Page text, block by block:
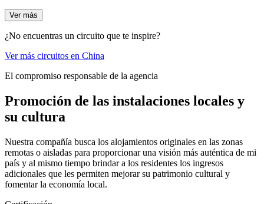
Ver más
¿No encuentras un circuito que te inspire?
Ver más circuitos en China
El compromiso responsable de la agencia
Promoción de las instalaciones locales y
su cultura
Nuestra compañía busca los alojamientos originales en las zonas
remotas o aisladas para proporcionar una visión más auténtica de mi
país y al mismo tiempo brindar a los residentes los ingresos
adicionales que les permiten mejorar su patrimonio cultural y
fomentar la economía local.